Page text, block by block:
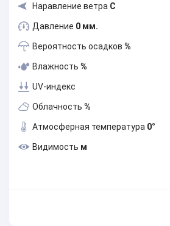
Наравление ветра С
Давление 0 мм.
Вероятность осадков %
Влажность %
UV-индекс
Облачность %
Атмосферная температура 0°
Видимость м